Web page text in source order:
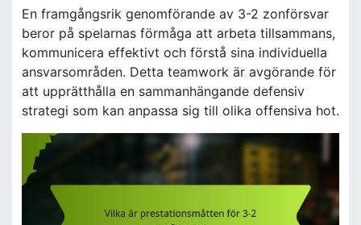
En framgångsrik genomförande av 3-2 zonförsvar
beror på spelarnas förmåga att arbeta tillsammans,
kommunicera effektivt och förstå sina individuella
ansvarsområden. Detta teamwork är avgörande för
att upprätthålla en sammanhängande defensiv
strategi som kan anpassa sig till olika offensiva hot.